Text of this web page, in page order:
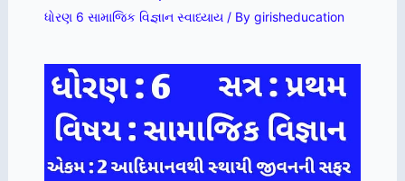
ધોરણ 6 સામાજિક વિજ્ઞાન સ્વાધ્યાય / By girisheducation